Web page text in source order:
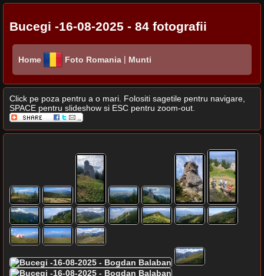
Bucegi -16-08-2025 - 84 fotografii
Home Foto Romania | Munti
Click pe poza pentru a o mari. Folositi sagetile pentru navigare,
SPACE pentru slideshow si ESC pentru zoom-out.